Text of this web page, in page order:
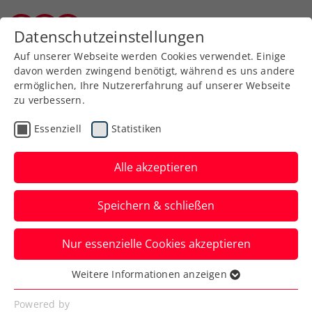
Zurück zur Newsübersicht
Turniere
ITF-Jugend: Badener
Doppelpack mit rot-
weiß-roten Teilerfolgen
Beim zweiten der beiden ITF-U18-Turniere
südlich von Wien läuft es für die
ÖsterreicherInnen bisher recht gut.
Verfasst von: Manuel Wachta, 04.10.2022
Datenschutzeinstellungen
Auf unserer Webseite werden Cookies verwendet. Einige
davon werden zwingend benötigt, während es uns andere
ermöglichen, Ihre Nutzererfahrung auf unserer Webseite
zu verbessern.
Essenziell Statistiken
Alle akzeptieren
Speichern & schließen
Nur essenzielle Cookies akzeptieren
Essenziell
Essenzielle Cookies werden für grundlegende
Weitere Informationen anzeigen
Powered by